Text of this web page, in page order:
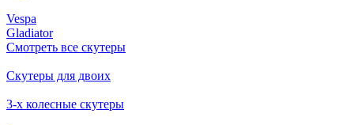
Vespa
Gladiator
Смотреть все скутеры
Скутеры для двоих
3-х колесные скутеры